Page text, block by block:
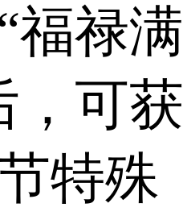
福禄满
，可获
特殊